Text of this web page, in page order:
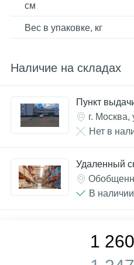
см
Вес в упаковке, кг
Наличие на складах
Пункт
г. Москва,
Нет в
Удаленный
В
1